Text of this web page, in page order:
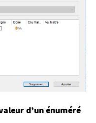
d’un énuméré